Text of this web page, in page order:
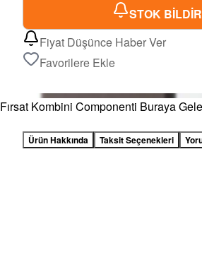
STOK
Fiyat Düşünce Haber Ver
Favorilere Ekle
Fırsat Kombini Componenti Buraya
Ürün Hakkında Taksit Seçenekleri